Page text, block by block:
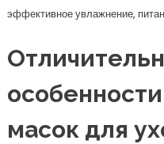
эффективное увлажнение,
масок для